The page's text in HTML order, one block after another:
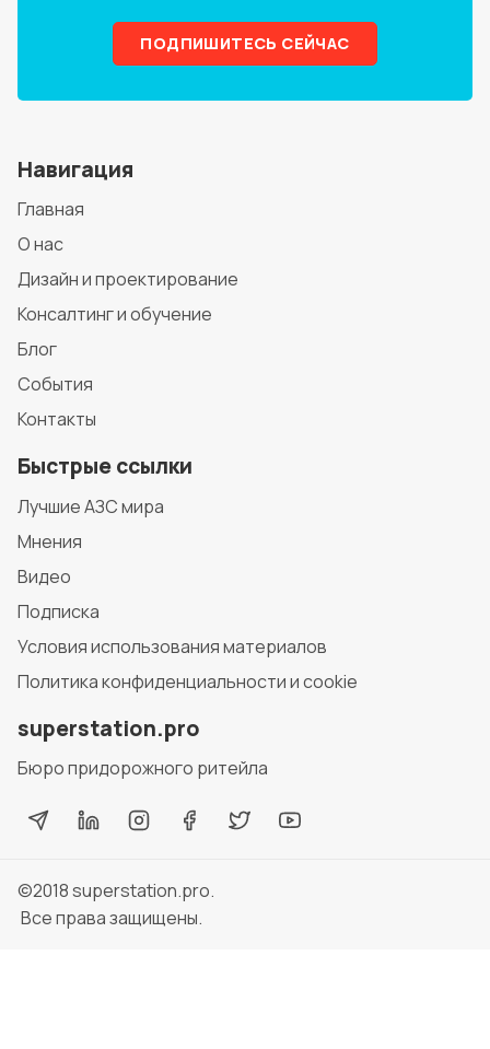
ПОДПИШИТЕСЬ СЕЙЧАС
Навигация
Главная
О нас
Дизайн и проектирование
Консалтинг и обучение
Блог
События
Контакты
Быстрые ссылки
Лучшие АЗС мира
Мнения
Видео
Подписка
Условия использования материалов
Политика конфиденциальности и cookie
superstation.pro
Бюро придорожного ритейла
©2018superstation.pro.
Все права защищены.